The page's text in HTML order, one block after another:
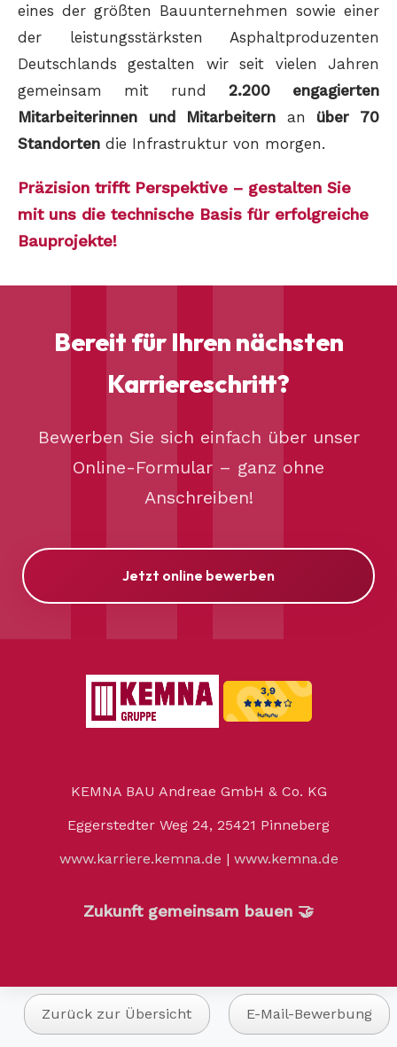
eines der größten Bauunternehmen sowie einer
der leistungsstärksten Asphaltproduzenten
Deutschlands gestalten wir seit vielen Jahren
gemeinsam mit rund 2.200 engagierten
Mitarbeiterinnen und Mitarbeitern an über 70
Standorten die Infrastruktur von morgen.
Präzision trifft Perspektive – gestalten Sie
mit uns die technische Basis für erfolgreiche
Bauprojekte!
Bereit für Ihren nächsten
Karriereschritt?
Bewerben Sie sich einfach über unser
Online-Formular – ganz ohne
Anschreiben!
Jetzt online bewerben
KEMNA BAU Andreae GmbH & Co. KG
Eggerstedter Weg 24, 25421 Pinneberg
www.karriere.kemna.de | www.kemna.de
Zukunft gemeinsam bauen 🤝
Zurück zur Übersicht E-Mail-Bewerbung